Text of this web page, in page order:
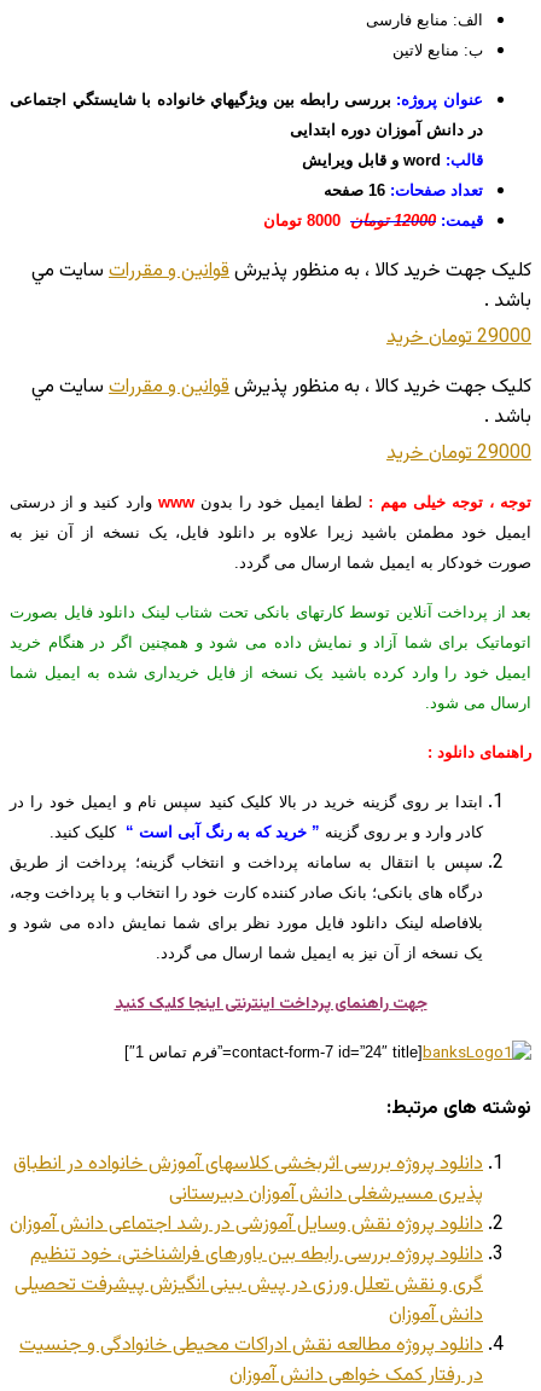
الف: منابع فارسی
ب: منابع لاتین
عنوان پروژه: بررسی رابطه بین ويژگيهاي خانواده با شايستگي اجتماعی
در دانش آموزان دوره ابتدایی
قالب:
تعداد صفحات:
قیمت: 12000 تومان 8000 تومان
کليک جهت خريد کالا ، به منظور پذيرشقوانين و مقررات سايت مي
باشد .
29000 تومان
خريد
کليک جهت خريد کالا ، به منظور پذيرشقوانين و مقررات سايت مي
باشد .
29000 تومان
خريد
توجه ، توجه خیلی مهم : لطفا ایمیل خود را بدون www وارد کنید و از درستی
ایمیل خود مطمئن باشید زیرا علاوه بر دانلود فایل، یک نسخه از آن نیز به
صورت خودکار به ایمیل شما ارسال می گردد.
بعد از پرداخت آنلاین توسط کارتهای بانکی تحت شتاب لینک دانلود فایل بصورت
اتوماتیک برای شما آزاد و نمایش داده می شود و همچنین اگر در هنگام خرید
ایمیل خود را وارد کرده باشید یک نسخه از فایل خریداری شده به ایمیل شما
ارسال می شود.
راهنمای دانلود :
ابتدا بر روی گزینه خرید در بالا کلیک کنید سپس نام و ایمیل خود را در
کادر وارد و بر روی گزینه ” خرید که به رنگ آبی است “ کلیک کنید.
سپس با انتقال به سامانه پرداخت و انتخاب گزینه؛ پرداخت از طریق
درگاه های بانکی؛ بانک صادر کننده کارت خود را انتخاب و با پرداخت وجه،
بلافاصله لینک دانلود فایل مورد نظر برای شما نمایش داده می شود و
یک نسخه از آن نیز به ایمیل شما ارسال می گردد.
جهت راهنمای پرداخت اینترنتی اینجا کلیک کنید
[contact-form-7 id=”24″ title=”فرم تماس 1″]
نوشته های مرتبط:
دانلود پروژه بررسی اثربخشی کلاسهای آموزش خانواده در انطباق
پذیری مسیرشغلی دانش آموزان دبیرستانی
دانلود پروژه نقش وسایل آموزشی در رشد اجتماعی دانش آموزان
دانلود پروژه بررسی رابطه بین باورهای فراشناختی، خود تنظیم
گری و نقش تعلل ورزی در پیش بینی انگیزش پیشرفت تحصیلی
دانش آموزان
دانلود پروژه مطالعه نقش ادراکات محیطی خانوادگی و جنسیت
در رفتار کمک خواهی دانش آموزان